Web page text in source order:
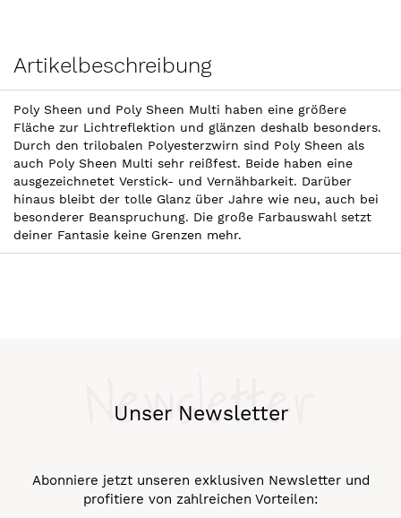
Artikelbeschreibung
Poly Sheen und Poly Sheen Multi haben eine größere
Fläche zur Lichtreflektion und glänzen deshalb besonders.
Durch den trilobalen Polyesterzwirn sind Poly Sheen als
auch Poly Sheen Multi sehr reißfest. Beide haben eine
ausgezeichnetet Verstick- und Vernähbarkeit. Darüber
hinaus bleibt der tolle Glanz über Jahre wie neu, auch bei
besonderer Beanspruchung. Die große Farbauswahl setzt
deiner Fantasie keine Grenzen mehr.
Unser Newsletter
Newsletter
Abonniere jetzt unseren exklusiven Newsletter und
profitiere von zahlreichen Vorteilen: